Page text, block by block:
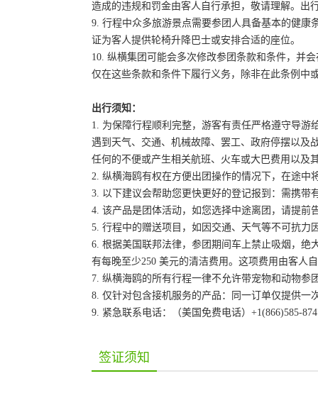
造成的违规和罚金由客人自行承担，敬请理解。出
9. 行程中众多旅游景点需要参团人具备基本的健
证为客人提供轮椅升降巴士或安排合适的座位。
10. 纵横集团可能会多次修改参团条款和条件，并
仅在这些条款和条件下履行义务，除非在此条例中
出行须知：
1. 为保障行程顺利完整，游客有责任严格遵守导
遇到天气、交通、机械故障、罢工、政府停摆以及
任何的不便或产生相关航班、火车或大巴费用以及
2. 纵横海鸥有权在方便出团操作的情况下，在途
3. 以下建议会帮助您更快更好的登记报到：需携
4. 该产品是团体活动，如您选择中途离团，请提
5. 行程中的赠送项目，如因交通、天气等不可抗
6. 根据美国联邦法律，参团期间车上禁止吸烟，
有每晚至少250 美元的清洁费用。这项费用由客人
7. 纵横海鸥的所有行程一律不允许带宠物和动物参
8. 仅针对包含接机服务的产品：同一订单仅提供
9. 紧急联系电话：（美国免费电话）+1(866)585-
签证须知